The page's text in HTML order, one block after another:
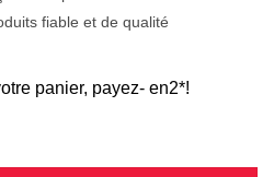
fiable et de qualité
panier, payez- en2*!
iPhone 12 Pro Max noire